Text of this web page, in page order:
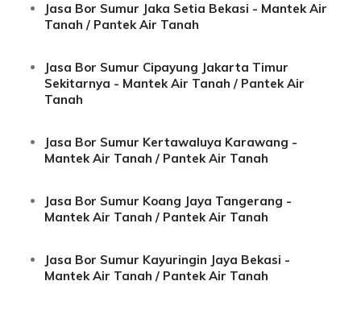
Jasa Bor Sumur Jaka Setia Bekasi - Mantek Air
Tanah / Pantek Air Tanah
Jasa Bor Sumur Cipayung Jakarta Timur
Sekitarnya - Mantek Air Tanah / Pantek Air
Tanah
Jasa Bor Sumur Kertawaluya Karawang -
Mantek Air Tanah / Pantek Air Tanah
Jasa Bor Sumur Koang Jaya Tangerang -
Mantek Air Tanah / Pantek Air Tanah
Jasa Bor Sumur Kayuringin Jaya Bekasi -
Mantek Air Tanah / Pantek Air Tanah